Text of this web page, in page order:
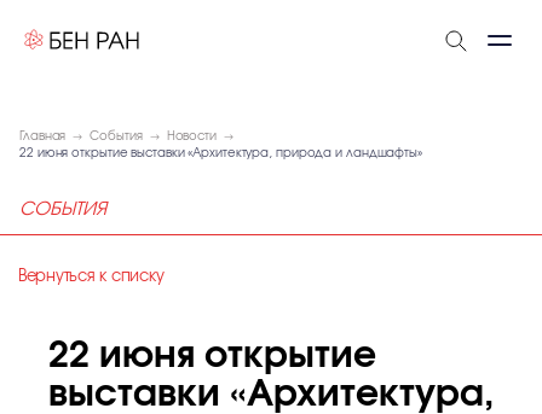
Главная События
Новости
22 июня открытие выставки «Архитектура, природа и ландшафты»
СОБЫТИЯ
Вернуться к списку
22 июня открытие
выставки «Архитектура,